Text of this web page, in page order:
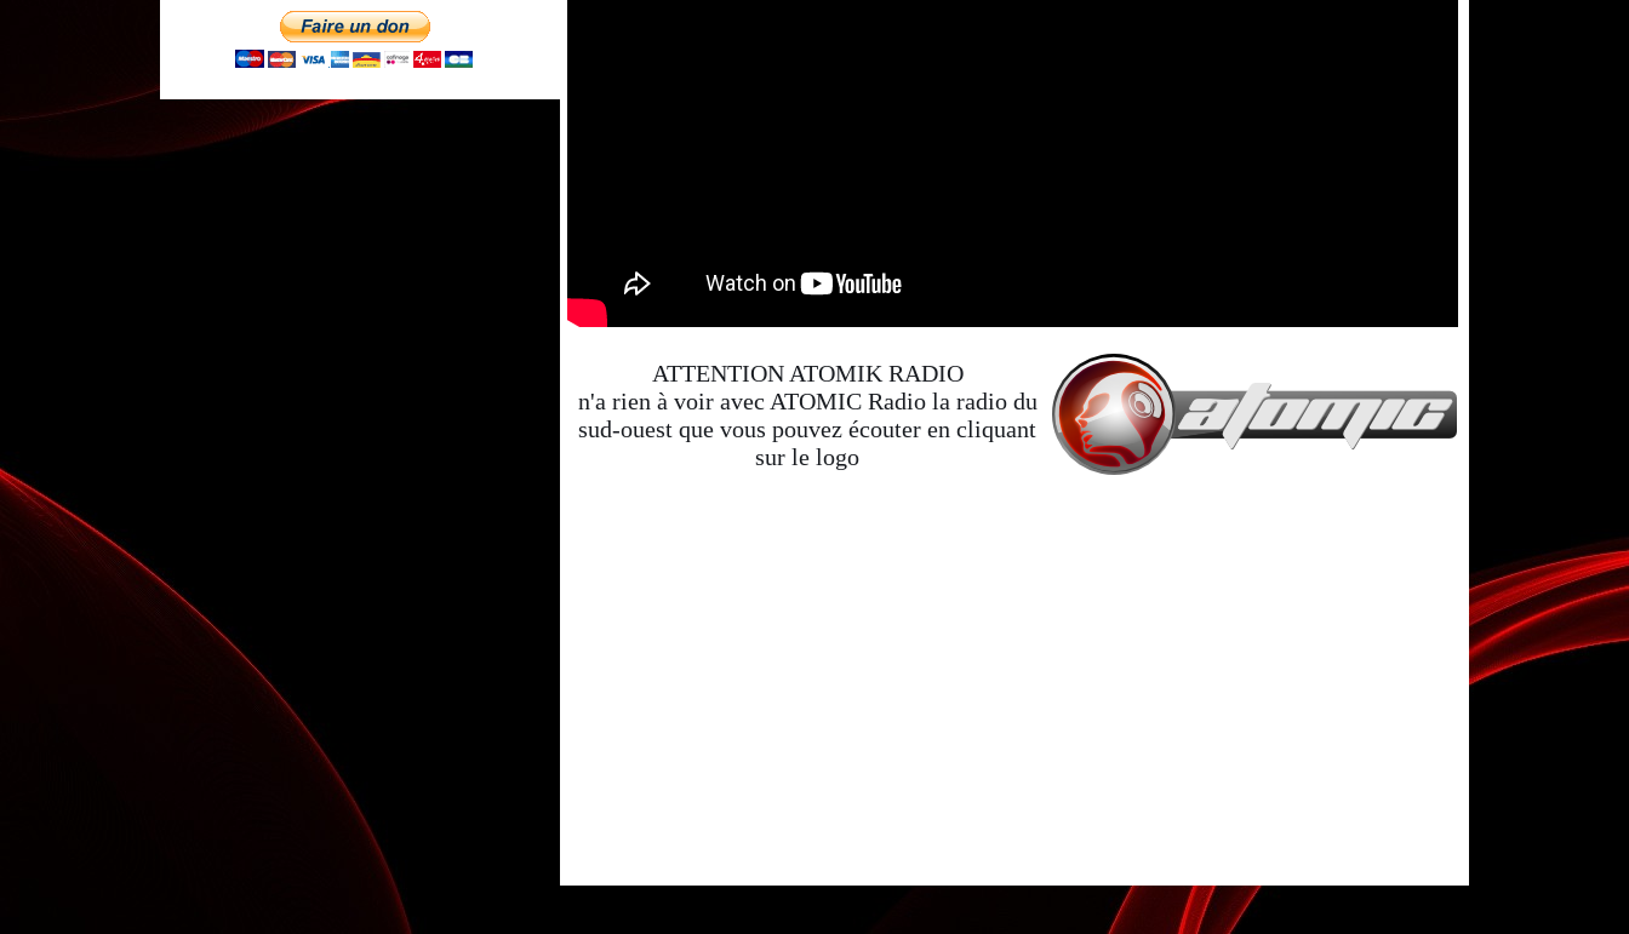
ATTENTION ATOMIK RADIO
n'a rien à voir avec ATOMIC Radio la radio du
sud-ouest que vous pouvez écouter en cliquant
sur le logo